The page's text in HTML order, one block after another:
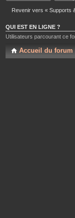
Revenir vers « Supports
QUI EST EN LIGNE ?
Utilisateurs parcourant ce
Accueil du forum